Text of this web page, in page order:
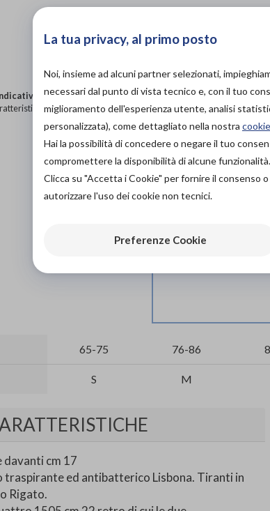
e potrebbe non
del prodotto.
DA129,00€
PROVA E
NEGOZIO
NON
ACQUISTA
NON
L'acquisto in
65-75 76-86
S M
davanti cm 17
traspirante ed antibatterico Lisbona. Tiranti in
Rigato.
La tua privacy, al primo posto
Noi, insieme ad alcuni partner selezionati,
necessari dal punto di vista tecnico e, con il tuo
miglioramento dell'esperienza utente, analisi
personalizzata), come dettagliato nella nostra
Hai la possibilità di concedere o negare il tuo
compromettere la disponibilità di alcune funzionalità.
Clicca su "Accetta i Cookie" per fornire il consenso
autorizzare l'uso dei cookie non tecnici.
Preferenze Cookie